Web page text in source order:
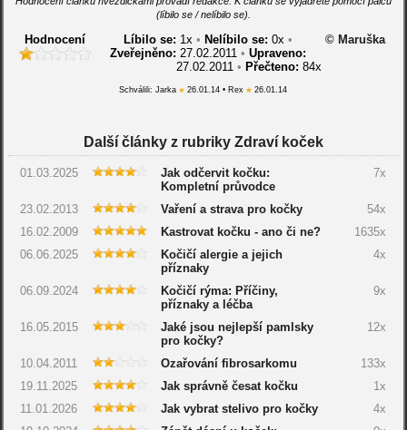
(líbilo se / nelíbilo se).
© Maruška
Hodnocení Líbilo se: 1x• Nelíbilo se: 0x•
Zveřejněno: 27.02.2011• Upraveno:
27.02.2011• Přečteno: 84x
Schválili: Jarka 26.01.14 • Rex 26.01.14
Další články z rubriky Zdraví koček
01.03.2025
Jak odčervit kočku:
Kompletní průvodce
7x
23.02.2013 Vaření a strava pro kočky
54x
16.02.2009
Kastrovat kočku - ano či ne?
1635x
06.06.2025
Kočičí alergie a jejich
příznaky
4x
06.09.2024
Kočičí rýma: Příčiny,
příznaky a léčba
9x
16.05.2015
Jaké jsou nejlepší pamlsky
pro kočky?
12x
10.04.2011 Ozařování fibrosarkomu
133x
19.11.2025
Jak správně česat kočku
1x
11.01.2026
Jak vybrat stelivo pro kočky
4x